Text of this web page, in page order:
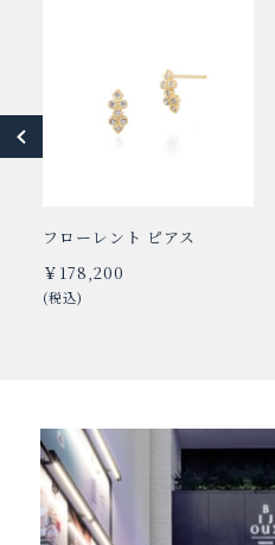
フローレント ピアス
￥178,200
(税込)